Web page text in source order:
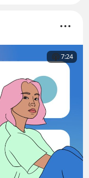
7:24